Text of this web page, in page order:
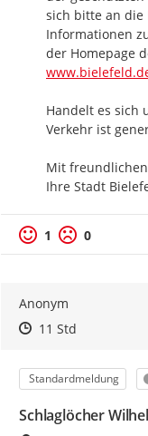
sich bitte an die
Informationen
der Homepage
Handelt es sich
Verkehr ist
Mit
Ihre Stadt
1 0
Anonym
Zeitpunkt des
Zeitpunkt des
11 StdZur
Kategorie
Standardmeldung
Schlaglöcher